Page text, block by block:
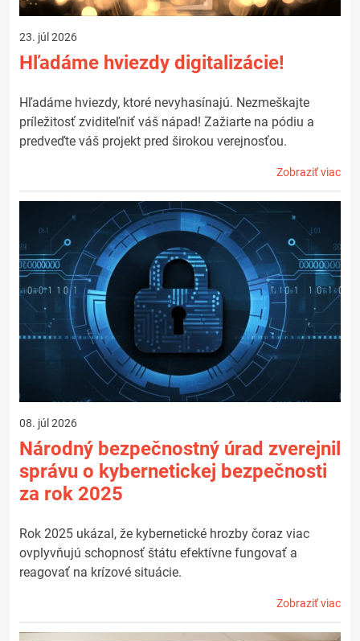
23. júl 2026
Hľadáme hviezdy digitalizácie!
Hľadáme hviezdy, ktoré nevyhasínajú. Nezmeškajte
príležitosť zviditeľniť váš nápad! Zažiarte na pódiu a
predveďte váš projekt pred širokou verejnosťou.
Zobraziť viac
08. júl 2026
Národný bezpečnostný úrad zverejnil
správu o kybernetickej bezpečnosti
za rok 2025
Rok 2025 ukázal, že kybernetické hrozby čoraz viac
ovplyvňujú schopnosť štátu efektívne fungovať a
reagovať na krízové situácie.
Zobraziť viac